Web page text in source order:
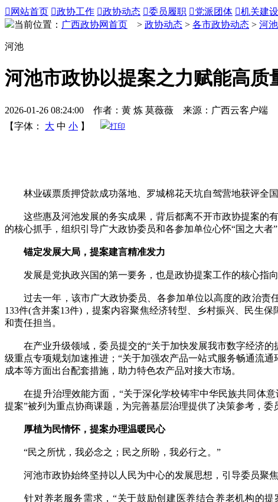
 网站首页 政协工作 政协动态 委员履职 党派团体 机关建设
当前位置： 广西政协网首页 > 政协动态 > 各市政协动态 > 河池
河池
河池市政协以提案之力赋能高质
2026-01-26 08:24:00 作者：黄 炼 莫薇薇 来源：广西云客户端
【字体：
大 中 小 】 打印
林业碳票质押贷款成功落地、罗城棉花天坑自驾营地获评全
这些惠及河池发展的务实成果，背后都离不开市政协提案的有
的核心抓手，组织引导广大政协委员和各参加单位心怀“国之大
锚定发展大局，提案建言精准发力
发展是党执政兴国的第一要务，也是政协提案工作的核心指向
过去一年，该市广大政协委员、各参加单位以高度的政治责
133件(含并案13件)，提案内容聚焦经济转型、乡村振兴、民生
和责任担当。
在产业升级领域，委员提交的“关于加快发展我市数字经济的
级重点专项规划加速推进；“关于加强农产品一站式服务畅通流
成本等方面出台配套措施，助力特色农产品对接大市场。
在提升治理效能方面，“关于深化学校铸牢中华民族共同体意
提案”被列为重点协商课题，为完善基层治理提供了决策参考，
厚植为民情怀，提案办理温暖民心
“民之所忧，我必念之；民之所盼，我必行之。”
河池市政协始终坚持以人民为中心的发展思想，引导委员聚焦
针对养老服务需求，“关于鼓励创建医养结合养老机构的提